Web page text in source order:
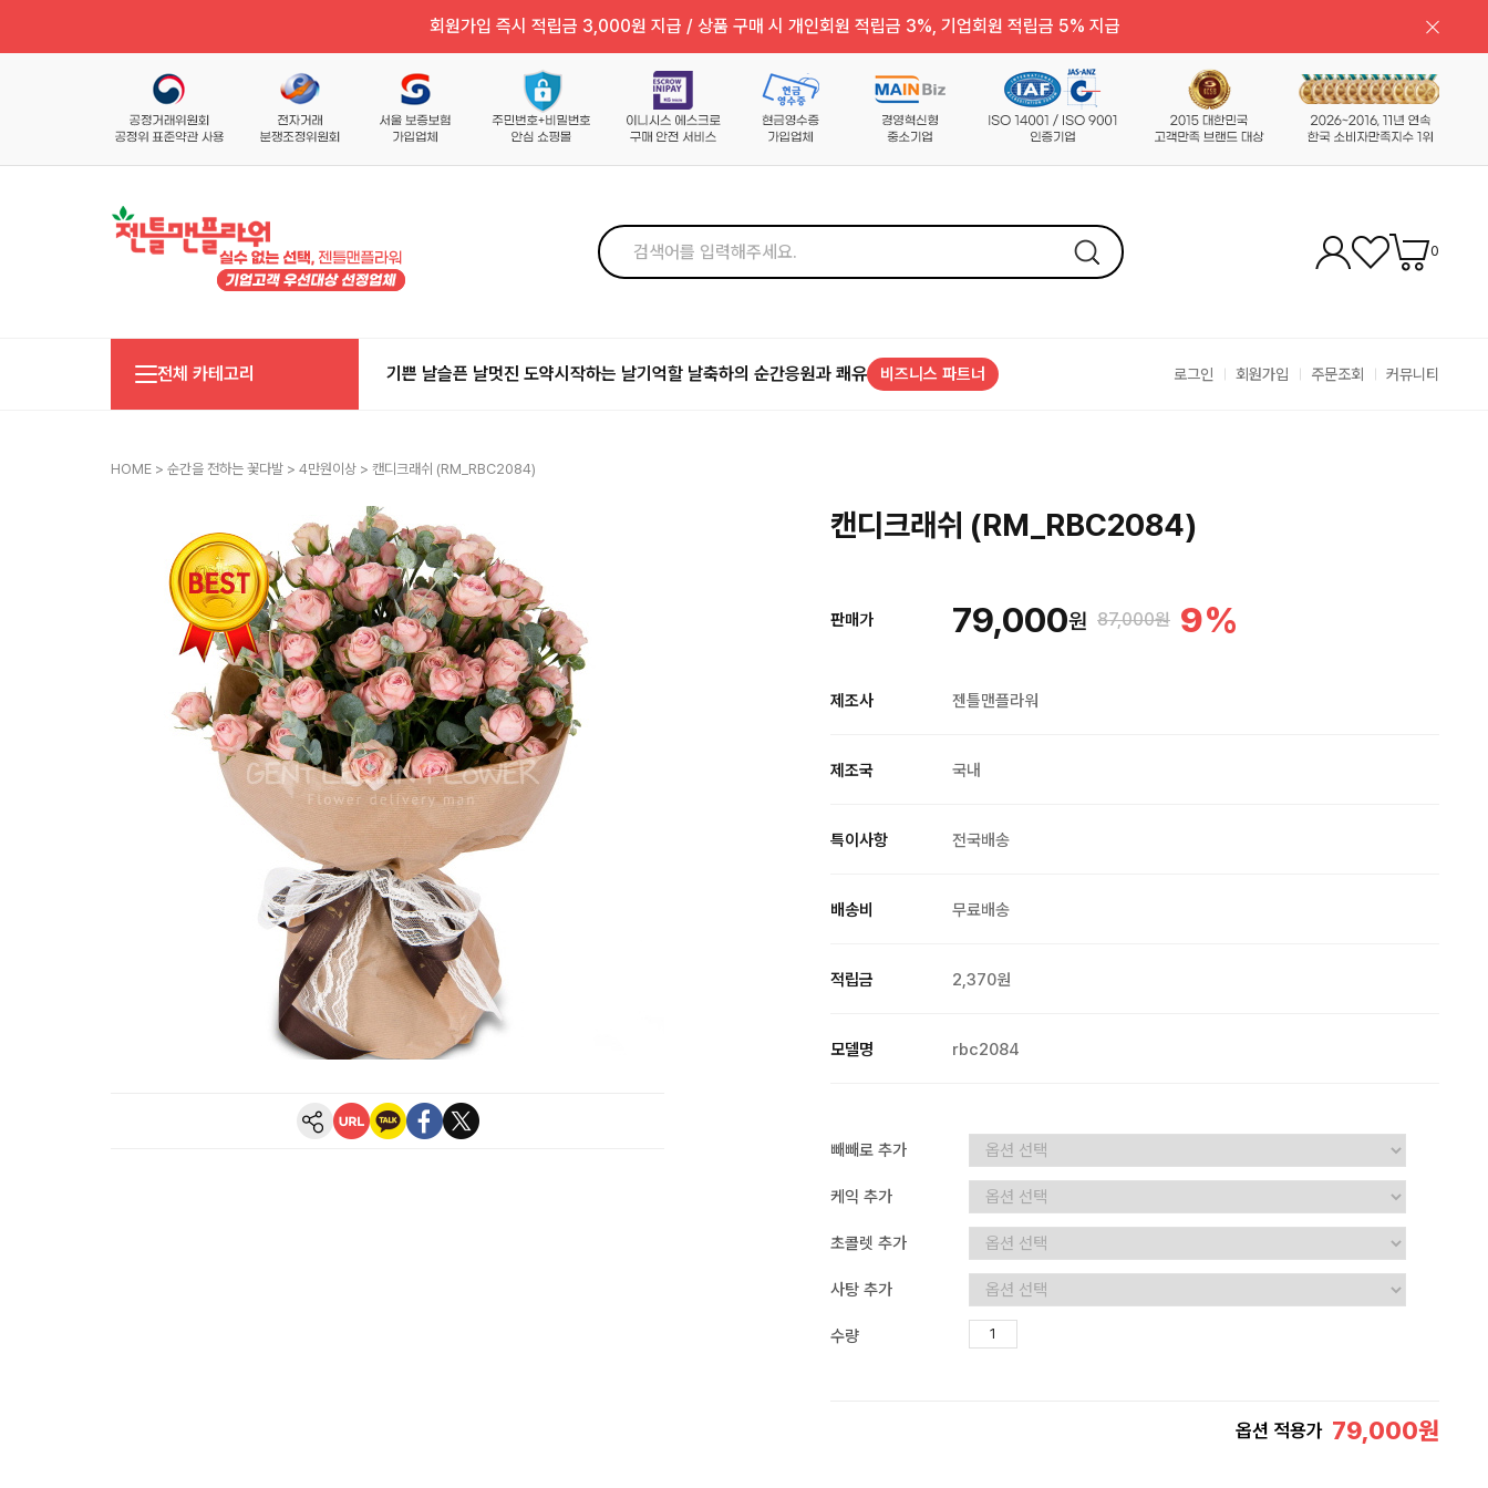
회원가입 즉시 적립금 3,000원 지급 / 상품 구매 시 개인회원 적립금 3%, 기업회원 적립금 5% 지급
0
전체 카테고리 기쁜 날슬픈 날멋진 도약시작하는 날기억할 날축하의 순간응원과 쾌유 비즈니스 파트너 로그인 회원가입 주문조회 커뮤니티
HOME > 순간을 전하는 꽃다발 > 4만원이상 > 캔디크래쉬 (RM_RBC2084)
캔디크래쉬 (RM_RBC2084)
판매가 79,000원 87,000원 9%
제조사 젠틀맨플라워
제조국 국내
특이사항 전국배송
배송비 무료배송
적립금 2,370원
모델명 rbc2084
빼빼로 추가
케익 추가
초콜렛 추가
사탕 추가
수량
옵션 적용가 79,000원